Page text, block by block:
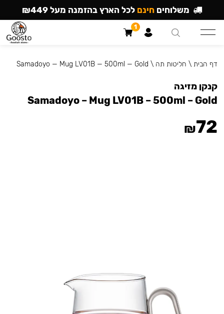
דף הבית \ חליטות תה \
Samadoyo — Mug LV01B — 500ml — Gold
קנקן מזיגה
Samadoyo – Mug LV01B – 500ml – Gold
₪72
משלוחים חינם לכל הארץ בהזמנה מעל ₪449
1